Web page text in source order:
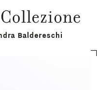
Baldereschi